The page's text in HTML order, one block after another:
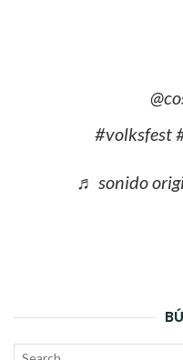
#volksfest
♬ sonido
Search